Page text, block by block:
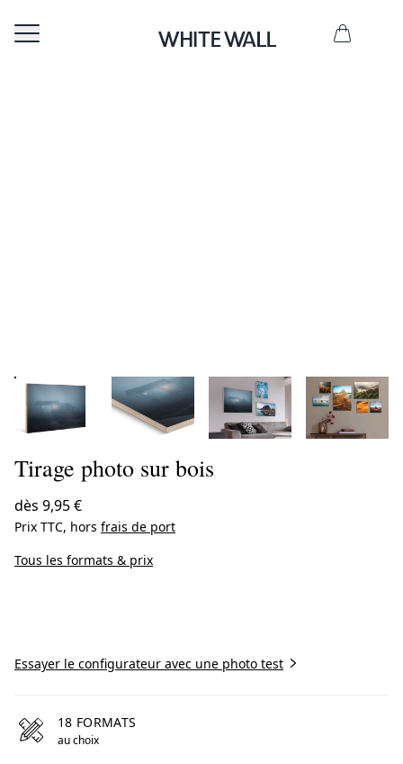
Tirage photo sur bois
dès 9,95 €
Prix TTC, hors frais de port
Tous les formats & prix
Essayer le configurateur avec une photo test
18 FORMATS
au choix